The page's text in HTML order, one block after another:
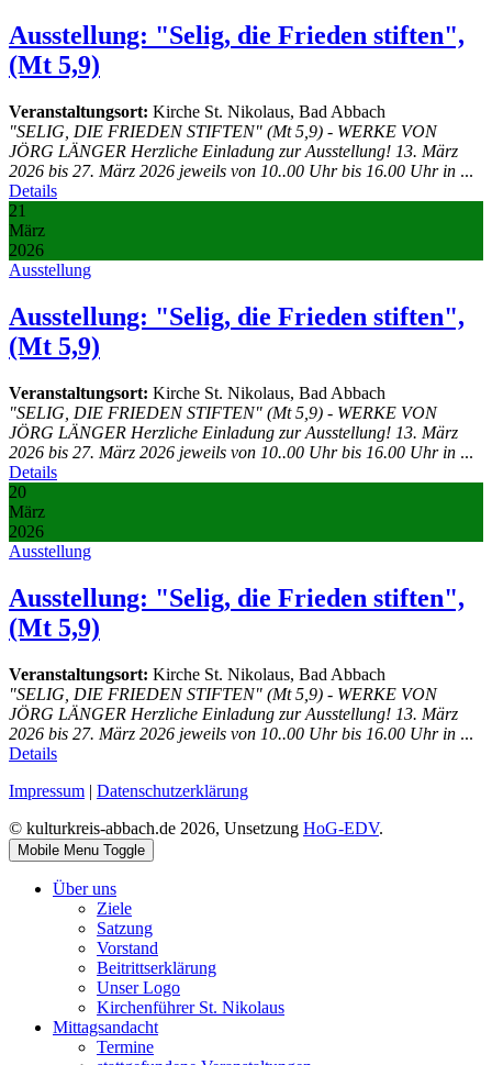
Ausstellung: "Selig, die Frieden stiften",
(Mt 5,9)
Veranstaltungsort: Kirche St. Nikolaus, Bad Abbach
"SELIG, DIE FRIEDEN STIFTEN" (Mt 5,9) - WERKE VON
JÖRG LÄNGER Herzliche Einladung zur Ausstellung! 13. März
2026 bis 27. März 2026 jeweils von 10..00 Uhr bis 16.00 Uhr in ...
Details
21
März
2026
Ausstellung
Ausstellung: "Selig, die Frieden stiften",
(Mt 5,9)
Veranstaltungsort: Kirche St. Nikolaus, Bad Abbach
"SELIG, DIE FRIEDEN STIFTEN" (Mt 5,9) - WERKE VON
JÖRG LÄNGER Herzliche Einladung zur Ausstellung! 13. März
2026 bis 27. März 2026 jeweils von 10..00 Uhr bis 16.00 Uhr in ...
Details
20
März
2026
Ausstellung
Ausstellung: "Selig, die Frieden stiften",
(Mt 5,9)
Veranstaltungsort: Kirche St. Nikolaus, Bad Abbach
"SELIG, DIE FRIEDEN STIFTEN" (Mt 5,9) - WERKE VON
JÖRG LÄNGER Herzliche Einladung zur Ausstellung! 13. März
2026 bis 27. März 2026 jeweils von 10..00 Uhr bis 16.00 Uhr in ...
Details
Impressum | Datenschutzerklärung
© kulturkreis-abbach.de 2026, Unsetzung HoG-EDV.
Mobile Menu Toggle
Über uns
Ziele
Satzung
Vorstand
Beitrittserklärung
Unser Logo
Kirchenführer St. Nikolaus
Mittagsandacht
Termine